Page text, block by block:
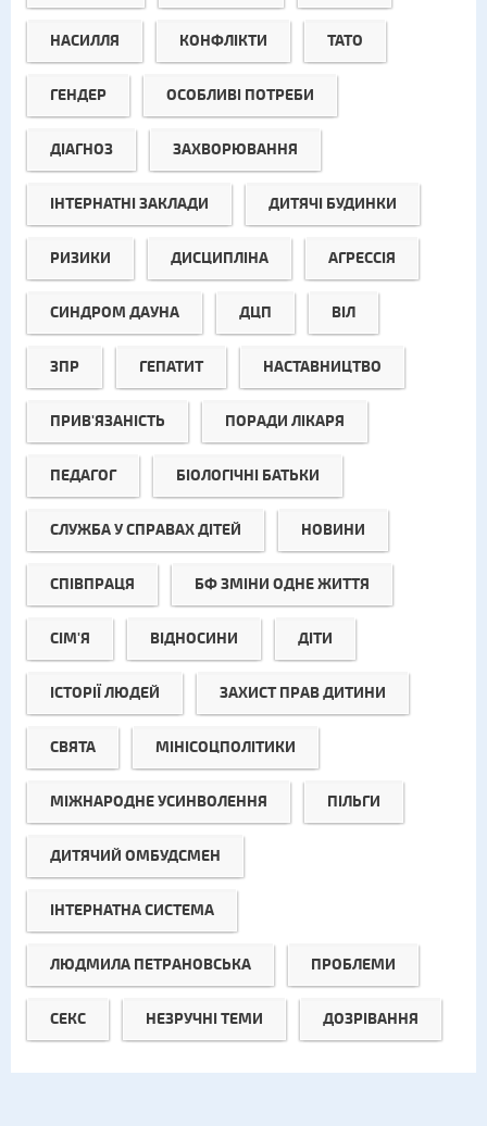
НАСИЛЛЯ КОНФЛІКТИ ТАТО
ГЕНДЕР ОСОБЛИВІ ПОТРЕБИ
ДІАГНОЗ ЗАХВОРЮВАННЯ
ІНТЕРНАТНІ ЗАКЛАДИ ДИТЯЧІ БУДИНКИ
РИЗИКИ ДИСЦИПЛІНА АГРЕССІЯ
СИНДРОМ ДАУНА ДЦП ВІЛ
ЗПР ГЕПАТИТ НАСТАВНИЦТВО
ПРИВ'ЯЗАНІСТЬ ПОРАДИ ЛІКАРЯ
ПЕДАГОГ БІОЛОГІЧНІ БАТЬКИ
СЛУЖБА У СПРАВАХ ДІТЕЙ НОВИНИ
СПІВПРАЦЯ БФ ЗМІНИ ОДНЕ ЖИТТЯ
СІМ'Я ВІДНОСИНИ ДІТИ
ІСТОРІЇ ЛЮДЕЙ ЗАХИСТ ПРАВ ДИТИНИ
СВЯТА МІНІСОЦПОЛІТИКИ
МІЖНАРОДНЕ УСИНВОЛЕННЯ ПІЛЬГИ
ДИТЯЧИЙ ОМБУДСМЕН
ІНТЕРНАТНА СИСТЕМА
ЛЮДМИЛА ПЕТРАНОВСЬКА ПРОБЛЕМИ
СЕКС НЕЗРУЧНІ ТЕМИ ДОЗРІВАННЯ